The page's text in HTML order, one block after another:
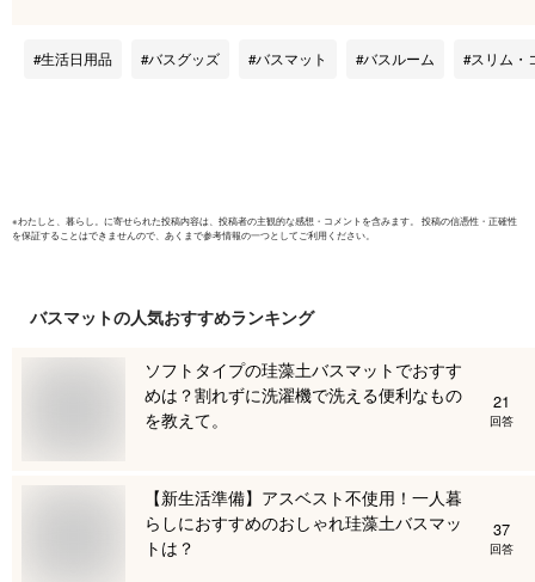
き お風呂マット 足
抗菌 衛
生活日用品 バスグッズ バスマット バスルーム スリム・
※わたしと、暮らし。 に寄せられた投稿内容は、投稿者の主観的な感想・コメントを含みます。 投稿の信憑性・正確性
を保証することはできませんので、あくまで参考情報の一つとしてご利用ください。
バスマットの人気おすすめランキング
ソフトタイプの珪藻土バスマットでおすす
めは？割れずに洗濯機で洗える便利なもの
を教えて。
21
回答
【新生活準備】アスベスト不使用！一人暮
らしにおすすめのおしゃれ珪藻土バスマッ
トは？
37
回答